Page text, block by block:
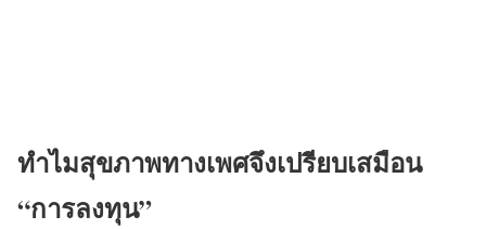
ทำไมสุขภาพทางเพศจึงเปรียบเสมือน
“การลงทุน”